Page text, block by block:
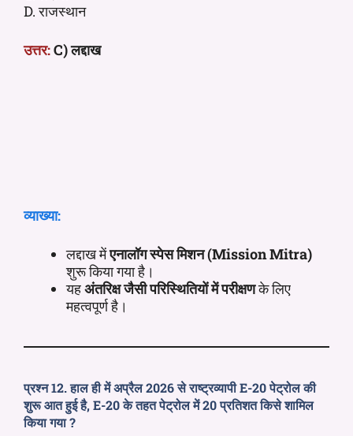
D. राजस्थान
उत्तर:C) लद्दाख
व्याख्या:
लद्दाख मेंएनालॉग स्पेस मिशन (Mission Mitra)
शुरू किया गया है।
यहअंतरिक्ष जैसी परिस्थितियों में परीक्षणके लिए
महत्वपूर्ण है।
प्रश्न 12. हाल ही में अप्रैल 2026 से राष्ट्रव्यापी E-20 पेट्रोल की
शुरू आत हुई है, E-20 के तहत पेट्रोल में 20 प्रतिशत किसे शामिल
किया गया ?